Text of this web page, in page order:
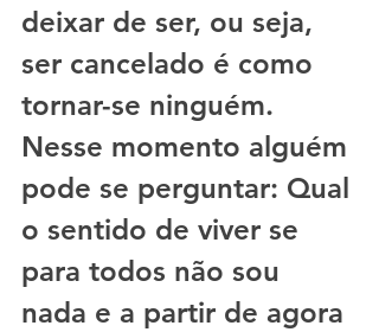
deixar de ser, ou seja,
ser cancelado é como
tornar-se ninguém.
Nesse momento alguém
pode se perguntar: Qual
o sentido de viver se
para todos não sou
nada e a partir de agora